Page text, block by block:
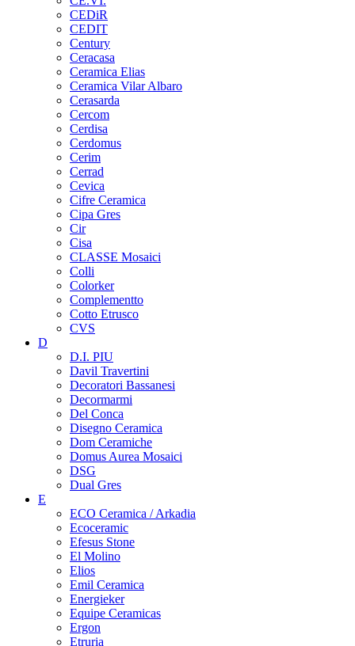
CEDiR
CEDIT
Century
Ceracasa
Ceramica Elias
Ceramica Vilar Albaro
Cerasarda
Cercom
Cerdisa
Cerdomus
Cerim
Cerrad
Cevica
Cifre Ceramica
Cipa Gres
Cir
Cisa
CLASSE Mosaici
Colli
Colorker
Complementto
Cotto Etrusco
CVS
D
D.I. PIU
Davil Travertini
Decoratori Bassanesi
Decormarmi
Del Conca
Disegno Ceramica
Dom Ceramiche
Domus Aurea Mosaici
DSG
Dual Gres
E
ECO Ceramica / Arkadia
Ecoceramic
Efesus Stone
El Molino
Elios
Emil Ceramica
Energieker
Equipe Ceramicas
Ergon
Etruria